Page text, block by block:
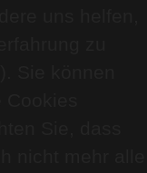
uns helfen,
zu
Sie können
Sie, dass